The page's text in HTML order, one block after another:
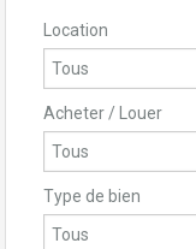
Location
Acheter / Louer
Type de bien